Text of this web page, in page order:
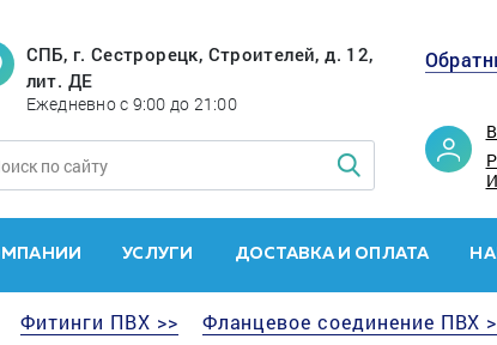
СПБ, г. Сестрорецк, Строителей, д. 12,
лит. ДЕ
Ежедневно с 9:00 до 21:00
УСЛУГИ ДОСТАВКА И ОПЛАТА
Фитинги ПВХ >> Фланцевое соединение ПВХ